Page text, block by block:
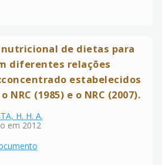
de dietas para
diferentes relações
estabelecidos
NRC (1985) e o NRC (2007).
H. H. A.
em 2012